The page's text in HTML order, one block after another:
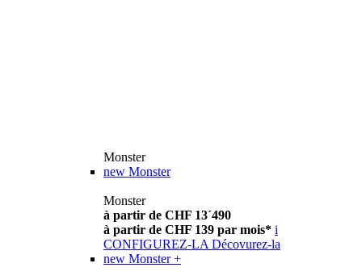
Monster
new Monster
Monster
à partir de CHF 13´490
à partir de CHF 139 par mois* i
CONFIGUREZ-LA Décovurez-la
new Monster +